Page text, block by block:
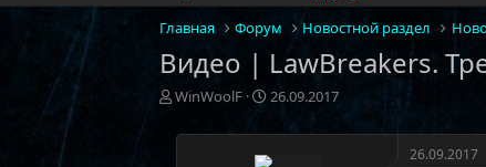
Главная
Форум Новостной раздел
Видео | LawBreakers.
А
т
WinWoolF
Д
т
а
26.09.2017
26.09.2017